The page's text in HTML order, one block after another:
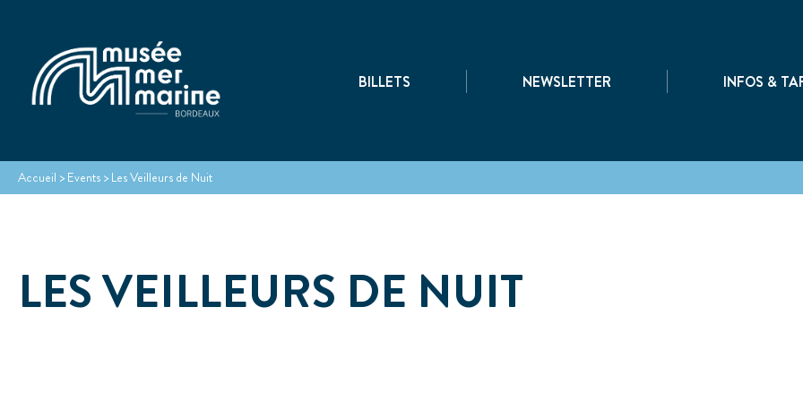
BILLETS | NEWSLETTER | INFOS &
Accueil > Events > Les Veilleurs de Nuit
LES VEILLEURS DE NUIT